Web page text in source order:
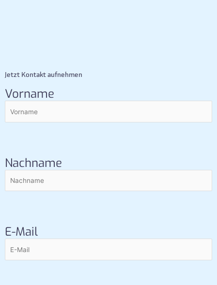
Jetzt Kontakt aufnehmen
Vorname
Nachname
E-Mail